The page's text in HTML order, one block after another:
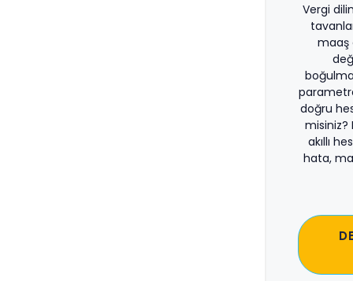
Vergi
maaş
doğru
misiniz?
akıllı
hata,